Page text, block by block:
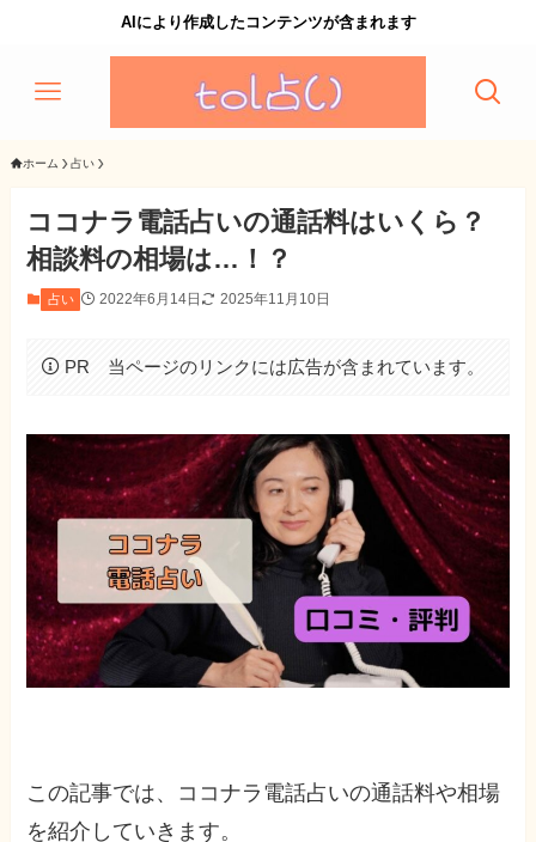
AIにより作成したコンテンツが含まれます
ホーム 占い
ココナラ電話占いの通話料はいくら？
相談料の相場は…！？
占い 2022年6月14日 2025年11月10日
PR 当ページのリンクには広告が含まれています。
この記事では、ココナラ電話占いの通話料や相場
を紹介していきます。